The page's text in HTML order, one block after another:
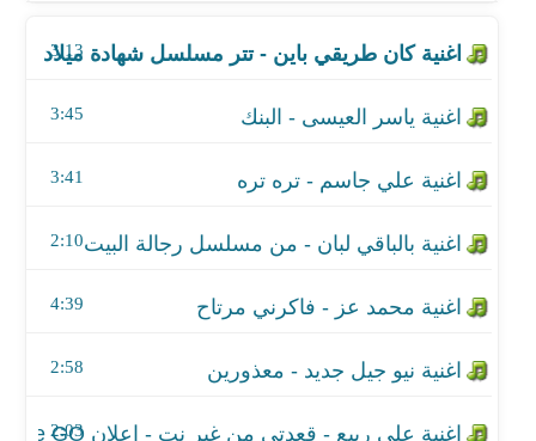
3:13
3:45
3:41
2:10
4:39
2:58
اغنية علي ربيع - قعدتي من غير نت - إعلان Orange GO
2:03
اغنية محمد الشرنوبي - النفسية
اغنية خالد عز - سلام - من مسلسل ابو العروسة 2